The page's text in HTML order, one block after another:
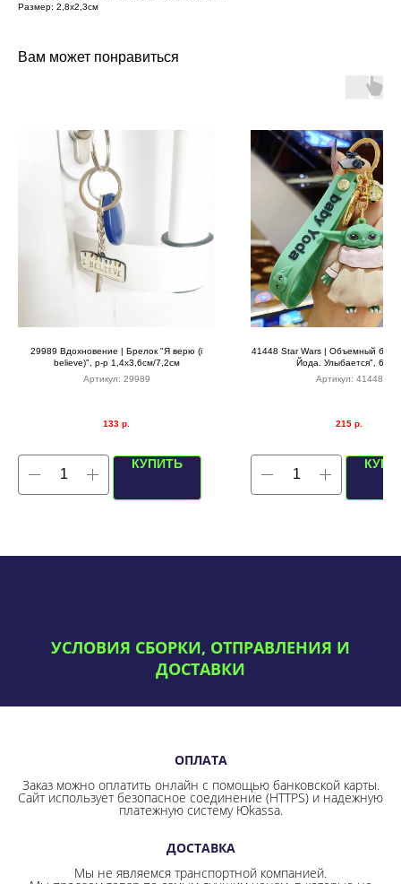
Размер: 2,8х2,3см
Вам может понравиться
29989 Вдохновение | Брелок "Я верю (i
believe)", р-р 1,4х3,6см/7,2см
Артикул: 29989
133 р.
КУПИТЬ
41448 Star Wars | Объемный
Йода. Улыбается",
Артикул: 41448
215 р.
УСЛОВИЯ СБОРКИ, ОТПРАВЛЕНИЯ И
ДОСТАВКИ
ОПЛАТА
Заказ можно оплатить онлайн с помощью банковской карты.
Сайт использует безопасное соединение (HTTPS) и надежную
платежную систему Юkassa.
ДОСТАВКА
Мы не являемся транспортной компанией.